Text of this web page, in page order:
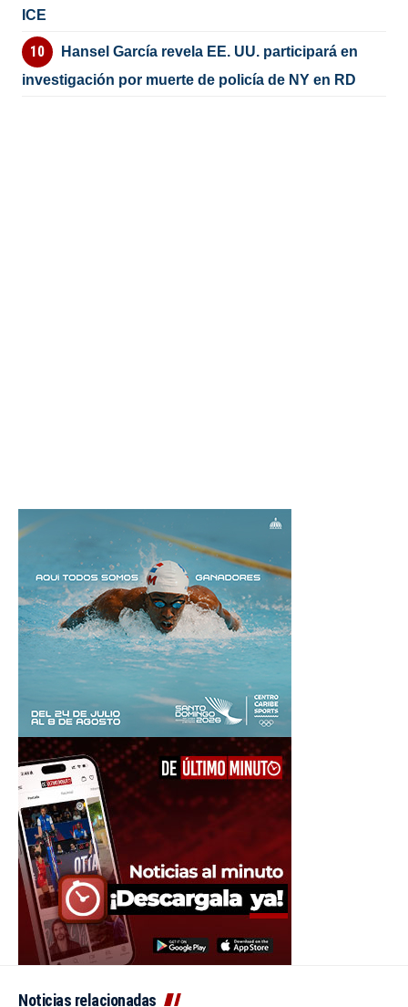
ICE
Hansel García revela EE. UU. participará en
investigación por muerte de policía de NY en RD
Noticias relacionadas